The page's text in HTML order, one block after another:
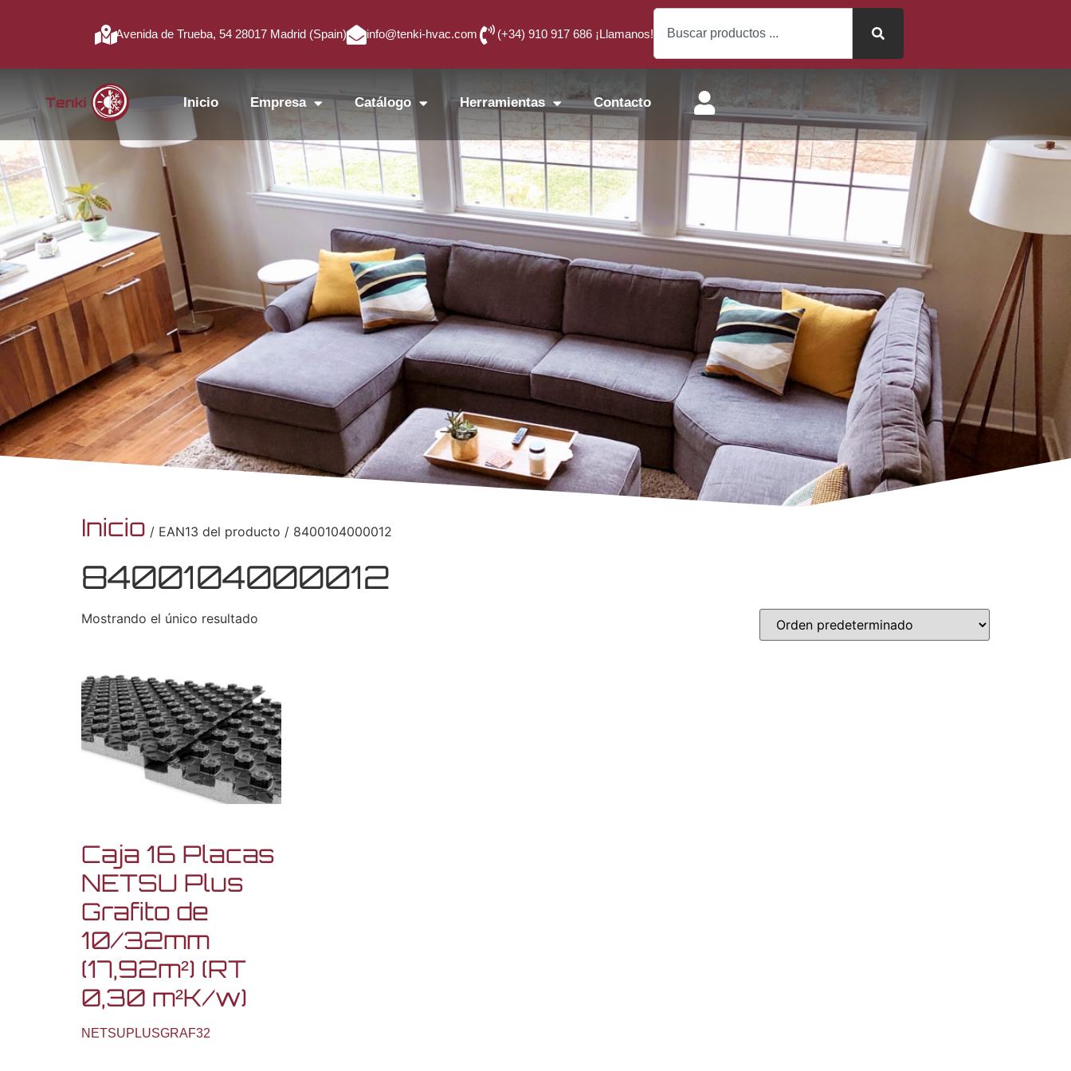
Avenida de Trueba, 54 28017 Madrid (Spain) info@tenki-hvac.com (+34) 910 917 686 ¡Llamanos!
Inicio Empresa Catálogo Herramientas Contacto
Inicio / EAN13 del producto / 8400104000012
8400104000012
Mostrando el único resultado
Caja 16 Placas
NETSU Plus
Grafito de
10/32mm
(17,92m²) (RT
0,30 m²K/w)
NETSUPLUSGRAF32